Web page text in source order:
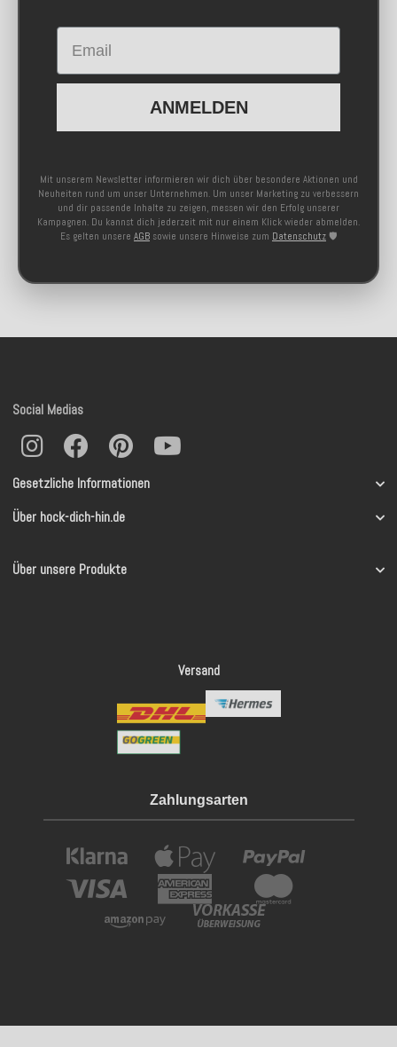
Email
ANMELDEN
Mit unserem Newsletter informieren wir dich über besondere Aktionen und
Neuheiten rund um unser Unternehmen. Um unser Marketing zu verbessern
und dir passende Inhalte zu zeigen, messen wir den Erfolg unserer
Kampagnen. Du kannst dich jederzeit mit nur einem Klick wieder abmelden.
Es gelten unsere AGB sowie unsere Hinweise zum Datenschutz 🛡️
Gesetzliche Informationen
Über hock-dich-hin.de
Über unsere Produkte
Social Medias
Versand
Zahlungsarten